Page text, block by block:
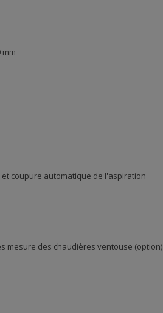
coupure automatique de l'aspiration
mesure des chaudières ventouse (option)